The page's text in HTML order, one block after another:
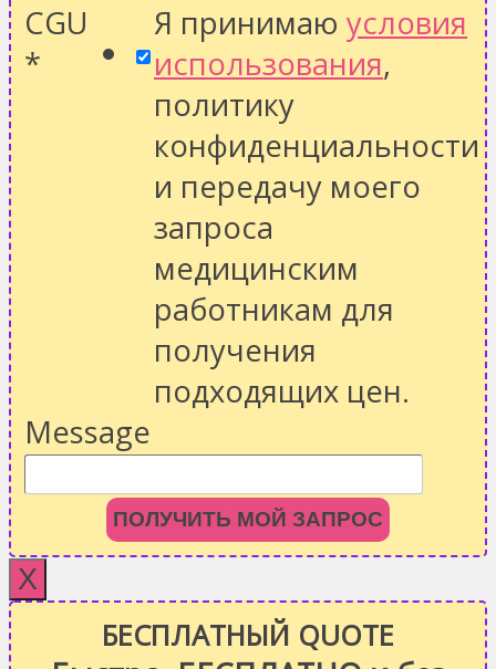
CGU
*
Я принимаю условия
использования,
политику
конфиденциальности
и передачу моего
запроса
медицинским
работникам для
получения
подходящих цен.
Message
ПОЛУЧИТЬ МОЙ ЗАПРОС
X
БЕСПЛАТНЫЙ QUOTE